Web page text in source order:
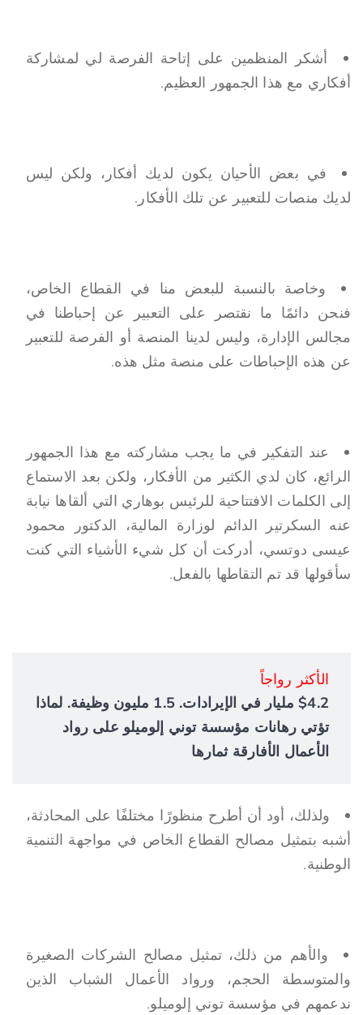
أشكر المنظمين على إتاحة الفرصة لي لمشاركة
أفكاري مع هذا الجمهور العظيم.
في بعض الأحيان يكون لديك أفكار، ولكن ليس
لديك منصات للتعبير عن تلك الأفكار.
وخاصة بالنسبة للبعض منا في القطاع الخاص،
فنحن دائمًا ما نقتصر على التعبير عن إحباطنا في
مجالس الإدارة، وليس لدينا المنصة أو الفرصة للتعبير
عن هذه الإحباطات على منصة مثل هذه.
عند التفكير في ما يجب مشاركته مع هذا الجمهور
الرائع، كان لدي الكثير من الأفكار، ولكن بعد الاستماع
إلى الكلمات الافتتاحية للرئيس بوهاري التي ألقاها نيابة
عنه السكرتير الدائم لوزارة المالية، الدكتور محمود
عيسى دوتسي، أدركت أن كل شيء الأشياء التي كنت
سأقولها قد تم التقاطها بالفعل.
الأكثر رواجاً
$4.2 مليار في الإيرادات. 1.5 مليون وظيفة. لماذا
تؤتي رهانات مؤسسة توني إلوميلو على رواد
الأعمال الأفارقة ثمارها
ولذلك، أود أن أطرح منظورًا مختلفًا على المحادثة،
أشبه بتمثيل مصالح القطاع الخاص في مواجهة التنمية
الوطنية.
والأهم من ذلك، تمثيل مصالح الشركات الصغيرة
والمتوسطة الحجم، ورواد الأعمال الشباب الذين
ندعمهم في مؤسسة توني إلوميلو.